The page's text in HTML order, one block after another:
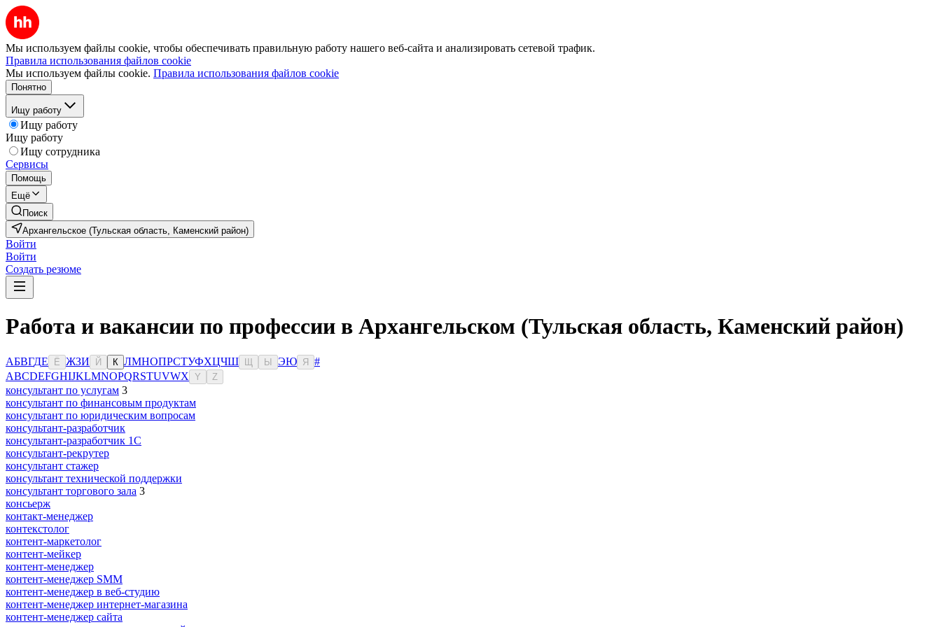
Мы используем файлы cookie, чтобы обеспечивать правильную работу нашего веб-сайта и анализировать сетевой трафик.
Правила использования файлов cookie
Мы используем файлы cookie. Правила использования файлов cookie
Понятно
Ищу работу
Ищу работу
Ищу работу
Ищу сотрудника
Сервисы
Помощь
Ещё
Поиск
Архангельское (Тульская область, Каменский район)
Войти
Войти
Создать резюме
Работа и вакансии по профессии в Архангельском (Тульская область, Каменский район)
АБВГДЕ Ё ЖЗИ Й К ЛМНОПРСТУФХЦЧШ Ы ЭЮ Я
#
ABCDEFGHIJKLMNOPQRSTUVWX Y Z
консультант по услугам 3
консультант по финансовым продуктам
консультант по юридическим вопросам
консультант-разработчик
консультант-разработчик 1С
консультант-рекрутер
консультант стажер
консультант технической поддержки
консультант торгового зала 3
консьерж
контакт-менеджер
контекстолог
контент-маркетолог
контент-мейкер
контент-менеджер
контент-менеджер SMM
контент-менеджер в веб-студию
контент-менеджер интернет-магазина
контент-менеджер сайта